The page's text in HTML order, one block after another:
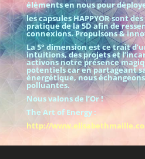
éléments en nous pour
les capsules HAPPYORsont
pratique de la 5Dafin de
connexions. Propulsons &
La 5° dimension est ce trait
intuitions, des projets et
activons notre présence
potentiels car en partageant
énergétique, nous
polluantes.
Nous valons de l’Or !
The Art of Energy :
http://